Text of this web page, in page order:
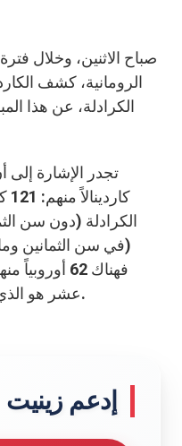
صباح الاثنين، وخلال فترة
الرومانية، كشف
الكرادلة، عن هذا
(في سن الثمانين
عشر هو الذي عين 50 من الكرادلة المنتخبين.
إدعم زينيت